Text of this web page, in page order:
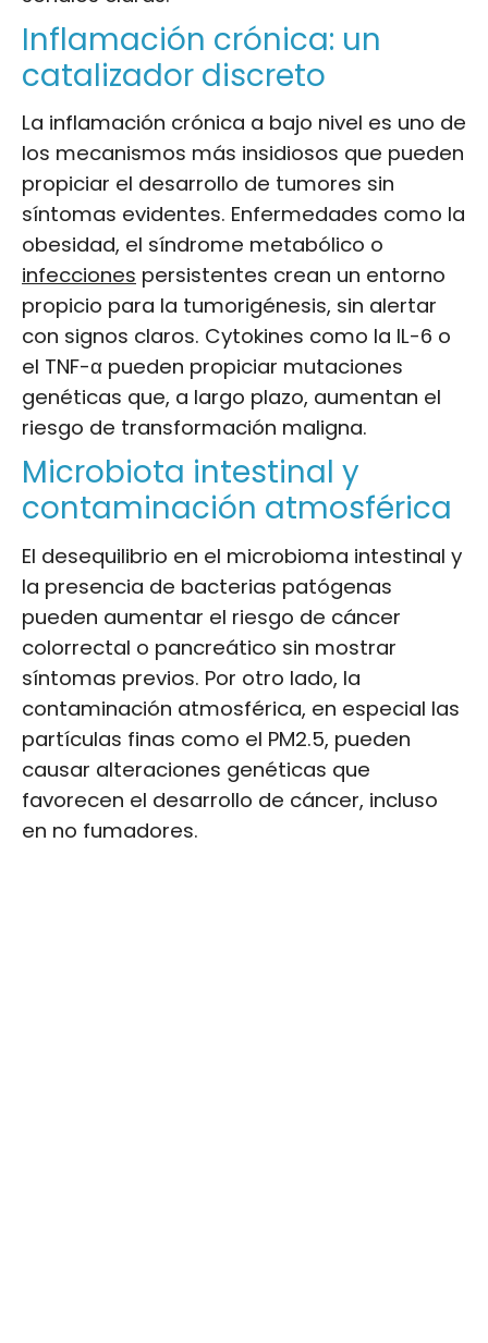
Inflamación crónica: un
catalizador discreto
La inflamación crónica a bajo nivel es uno de
los mecanismos más insidiosos que pueden
propiciar el desarrollo de tumores sin
síntomas evidentes. Enfermedades como la
obesidad, el síndrome metabólico o
infecciones persistentes crean un entorno
propicio para la tumorigénesis, sin alertar
con signos claros. Cytokines como la IL-6 o
el TNF-α pueden propiciar mutaciones
genéticas que, a largo plazo, aumentan el
riesgo de transformación maligna.
Microbiota intestinal y
contaminación atmosférica
El desequilibrio en el microbioma intestinal y
la presencia de bacterias patógenas
pueden aumentar el riesgo de cáncer
colorrectal o pancreático sin mostrar
síntomas previos. Por otro lado, la
contaminación atmosférica, en especial las
partículas finas como el PM2.5, pueden
causar alteraciones genéticas que
favorecen el desarrollo de cáncer, incluso
en no fumadores.